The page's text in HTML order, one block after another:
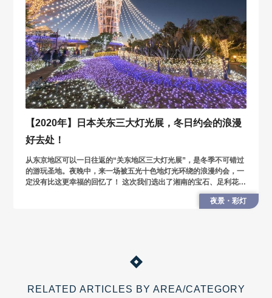
【2020年】日本关东三大灯光展，冬日约会的浪漫
好去处！
从东京地区可以一日往返的“关东地区三大灯光展”，是冬季不可错过
的游玩圣地。夜晚中，来一场被五光十色地灯光环绕的浪漫约会，一
定没有比这更幸福的回忆了！ 这次我们选出了湘南的宝石、足利花卉
公园、相模湖灯光秀，接下来将为您详细介绍它们的特色与看点。
夜景・彩灯
RELATED ARTICLES BY AREA/CATEGORY